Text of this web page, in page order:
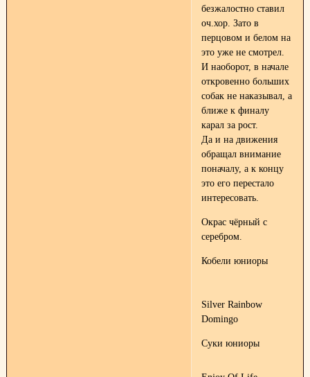
безжалостно ставил
оч.хор. Зато в
перцовом и белом на
это уже не смотрел.
И наоборот, в начале
откровенно больших
собак не наказывал, а
ближе к финалу
карал за рост.
Да и на движения
обращал внимание
поначалу, а к концу
это его перестало
интересовать.
Окрас чёрный с
серебром.
Кобели юниоры
Silver Rainbow
Domingo
Суки юниоры